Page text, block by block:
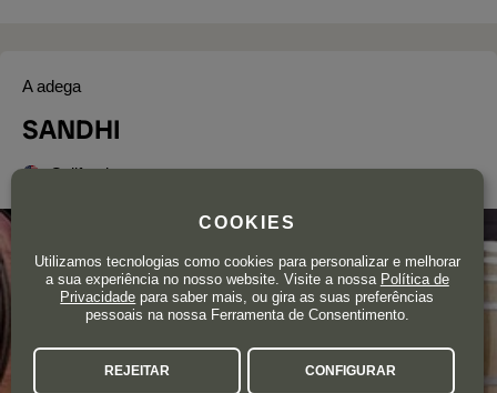
A adega
SANDHI
California
COOKIES
Utilizamos tecnologias como cookies para personalizar e melhorar
a sua experiência no nosso website. Visite a nossa Política de
Privacidade para saber mais, ou gira as suas preferências
pessoais na nossa Ferramenta de Consentimento.
REJEITAR CONFIGURAR